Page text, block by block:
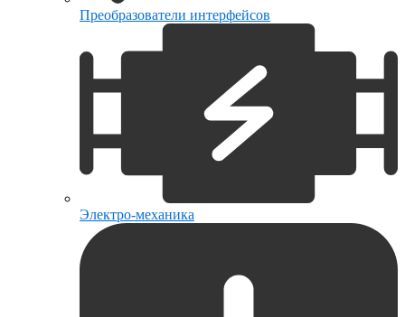
Преобразователи интерфейсов
Электро-механика